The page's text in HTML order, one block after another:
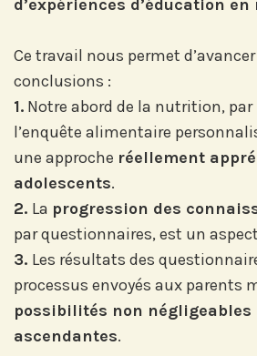
d’expériences d’éducation
Ce travail nous permet
conclusions :
1. Notre abord de la nutrition, par
l’enquête alimentaire
une approche réellement
adolescents.
2. La progression des
par questionnaires, est un
3. Les résultats des
processus envoyés aux parents
possibilités non négligeables
ascendantes.
LinkedIn pour suivre nos
événements et les
l'Institut.
Abonnez-vous sur
Si vous préférez suivre
mail, recevez nos
fonction de vos centres